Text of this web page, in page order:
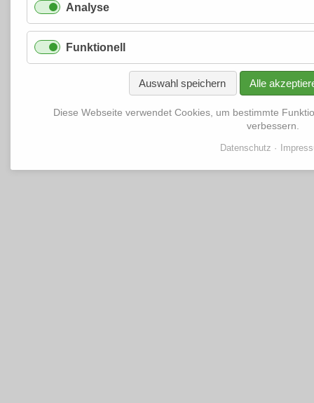
Analyse
Funktionell
Auswahl speichern Alle
Diese Webseite verwendet Cookies, um bestimmte
verbessern.
Datenschutz